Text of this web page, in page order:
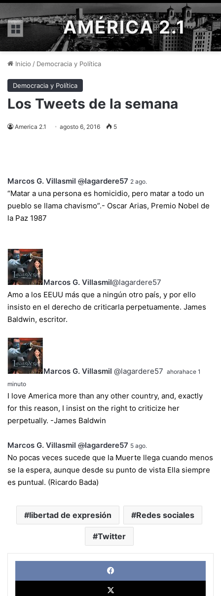
Menú AMÉRICA 2.1
Inicio / Democracia y Política
Democracia y Política
Los Tweets de la semana
America 2.1 agosto 6, 2016 5
Marcos G. Villasmil @lagardere57 2 ago.
“Matar a una persona es homicidio, pero matar a todo un
pueblo se llama chavismo”.- Oscar Arias, Premio Nobel de
la Paz 1987
Marcos G. Villasmil‏@lagardere57
Amo a los EEUU más que a ningún otro país, y por ello
insisto en el derecho de criticarla perpetuamente. James
Baldwin, escritor.
Marcos G. Villasmil ‏@lagardere57 ahorahace 1
minuto
I love America more than any other country, and, exactly
for this reason, I insist on the right to criticize her
perpetually. -James Baldwin
Marcos G. Villasmil @lagardere57 5 ago.
No pocas veces sucede que la Muerte llega cuando menos
se la espera, aunque desde su punto de vista Ella siempre
es puntual. (Ricardo Bada)
libertad de expresión Redes sociales
Twitter
X